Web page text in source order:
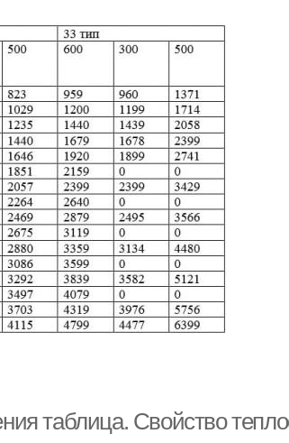
таблица. Свойство